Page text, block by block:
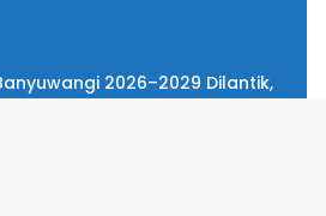
2026–2029 Dilantik,
Peran Pengusaha Muda